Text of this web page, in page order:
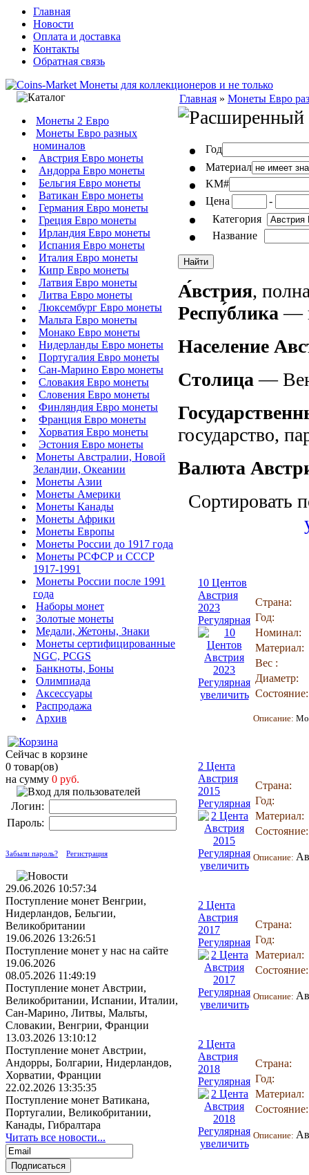
Главная
Новости
Оплата и доставка
Контакты
Обратная связь
Монеты 2 Евро
Монеты Евро разных
номиналов
Австрия Евро монеты
Андорра Евро монеты
Бельгия Евро монеты
Ватикан Евро монеты
Германия Евро монеты
Греция Евро монеты
Ирландия Евро монеты
Испания Евро монеты
Италия Евро монеты
Кипр Евро монеты
Латвия Евро монеты
Литва Евро монеты
Люксембург Евро монеты
Мальта Евро монеты
Монако Евро монеты
Нидерланды Евро монеты
Португалия Евро монеты
Сан-Марино Евро монеты
Словакия Евро монеты
Словения Евро монеты
Финляндия Евро монеты
Франция Евро монеты
Хорватия Евро монеты
Эстония Евро монеты
Монеты Австралии, Новой
Зеландии, Океании
Монеты Азии
Монеты Америки
Монеты Канады
Монеты Африки
Монеты Европы
Монеты России до 1917 года
Монеты РСФСР и СССР
1917-1991
Монеты России после 1991
года
Наборы монет
Золотые монеты
Медали, Жетоны, Знаки
Монеты сертифицированные
NGC, PCGS
Банкноты, Боны
Олимпиада
Аксессуары
Распродажа
Архив
Сейчас в корзине
0 товар(ов)
на сумму 0 руб.
Логин:
Пароль:
Забыли пароль? Регистрация
29.06.2026 10:57:34
Поступление монет Венгрии,
Нидерландов, Бельгии,
Великобритании
19.06.2026 13:26:51
Поступление монет у нас на сайте
19.06.2026
08.05.2026 11:49:19
Поступление монет Австрии,
Великобритании, Испании, Италии,
Сан-Марино, Литвы, Мальты,
Словакии, Венгрии, Франции
13.03.2026 13:10:12
Поступление монет Австрии,
Андорры, Болгарии, Нидерландов,
Хорватии, Франции
22.02.2026 13:35:35
Поступление монет Ватикана,
Португалии, Великобритании,
Канады, Гибралтара
Читать все новости...
Главная » Монеты Евро
Год
Материал
KM#
Цена
-
Категория
Название
А́встрия,
Респу́блика —
Население
Столица —
государство,
Валюта
Сортировать
10 Центов
Австрия
2023
Регулярная
увеличить
Страна:
Год:
Номинал:
Материал:
Вес :
Диаметр:
Состояние:
Описание:
2 Цента
Австрия
2015
Регулярная
увеличить
Страна:
Год:
Материал:
Состояние:
Описание:
2 Цента
Австрия
2017
Регулярная
увеличить
Страна:
Год:
Материал:
Состояние:
Описание:
2 Цента
Австрия
2018
Регулярная
увеличить
Страна:
Год:
Материал:
Состояние:
Описание: